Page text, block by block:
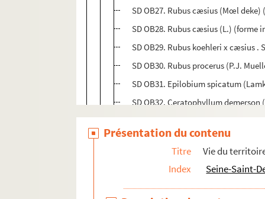
SD OB27. Rubus cæsius (Mœl deke)
SD OB28. Rubus cæsius (L.) (forme
SD OB29. Rubus koehleri x cæsius .
SD OB30. Rubus procerus (P.J.
SD OB31. Epilobium spicatum
SD OB32. Ceratophyllum
SD OB33. Conium maculatum (L.)
SD OB34. Fœniculum piperitum
SD OB35. Falcaria rivini (Host.).
SD OB36. Pastinaca silvestris
Présentation du contenu
Titre
Vie du
Index
Seine-Saint-